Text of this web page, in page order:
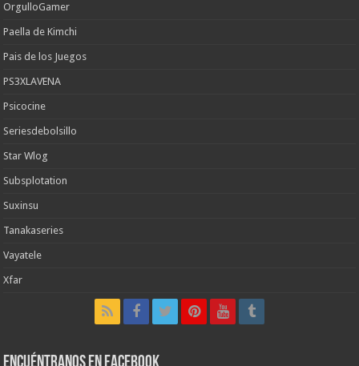
OrgulloGamer
Paella de Kimchi
Pais de los Juegos
PS3XLAVENA
Psicocine
Seriesdebolsillo
Star Wlog
Subsplotation
Suxinsu
Tanakaseries
Vayatele
Xfar